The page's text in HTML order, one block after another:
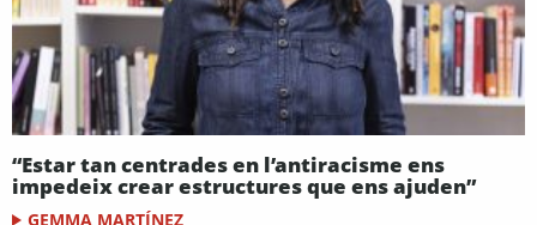
“Estar tan centrades en l’antiracisme ens
impedeix crear estructures que ens ajuden”
GEMMA MARTÍNEZ